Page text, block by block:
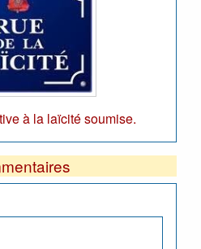
à la laïcité soumise.